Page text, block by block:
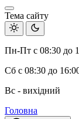
Тема сайту
Пн-Пт с 08:30 до
Сб с 08:30 до
Вс - вихідний
Головна